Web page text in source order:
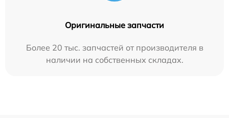
Оригинальные запчасти
Более 20 тыс. запчастей от производителя в
наличии на собственных складах.